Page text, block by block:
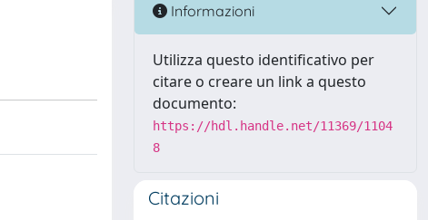
Informazioni
Utilizza questo identificativo per
citare o creare un link a questo
documento:
https://hdl.handle.net/11369/1104
8
Citazioni